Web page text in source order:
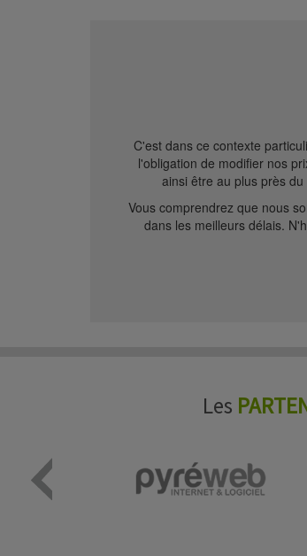
C'est dans ce contexte
l'obligation de modifier nos
ainsi être au plus près
Vous comprendrez que nous
dans les meilleurs délais.
Les